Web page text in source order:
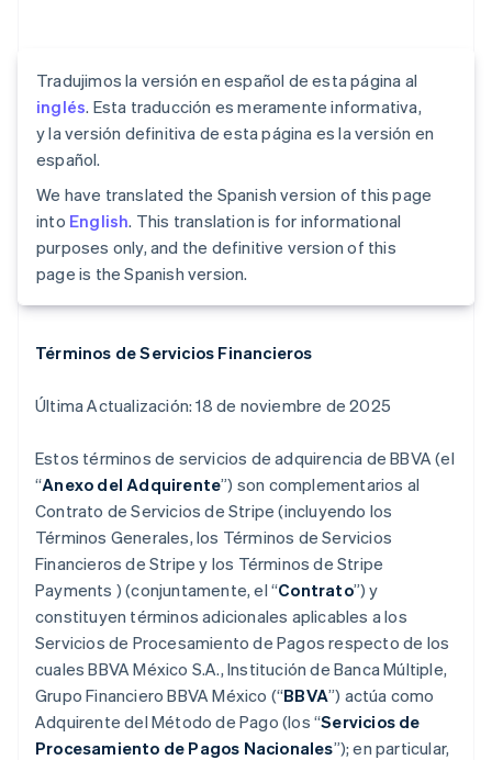
Tradujimos la versión en español de esta página al
inglés. Esta traducción es meramente informativa,
y la versión definitiva de esta página es la versión en
español.
We have translated the Spanish version of this page
into English. This translation is for informational
purposes only, and the definitive version of this
page is the Spanish version.
Términos de Servicios Financieros
Última Actualización: 18 de noviembre de 2025
Estos términos de servicios de adquirencia de BBVA (el
“Anexo del Adquirente”) son complementarios al
Contrato de Servicios de Stripe (incluyendo los
Términos Generales, los Términos de Servicios
Financieros de Stripe y los Términos de Stripe
Payments ) (conjuntamente, el “Contrato”) y
constituyen términos adicionales aplicables a los
Servicios de Procesamiento de Pagos respecto de los
cuales BBVA México S.A., Institución de Banca Múltiple,
Grupo Financiero BBVA México (“BBVA”) actúa como
Adquirente del Método de Pago (los “Servicios de
Procesamiento de Pagos Nacionales”); en particular,